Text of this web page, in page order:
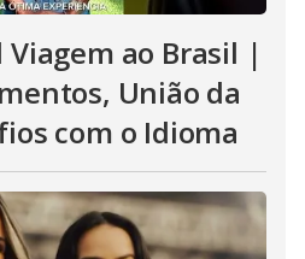
ao Brasil |
União da
com o Idioma